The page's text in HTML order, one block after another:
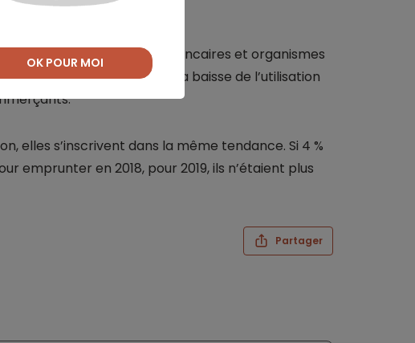
par les établissements bancaires et organismes
le repli étant surtout lié à la baisse de l’utilisation
elles s’inscrivent dans la même tendance. Si 4 %
emprunter en 2018, pour 2019, ils n’étaient plus
Partager
OK POUR MOI